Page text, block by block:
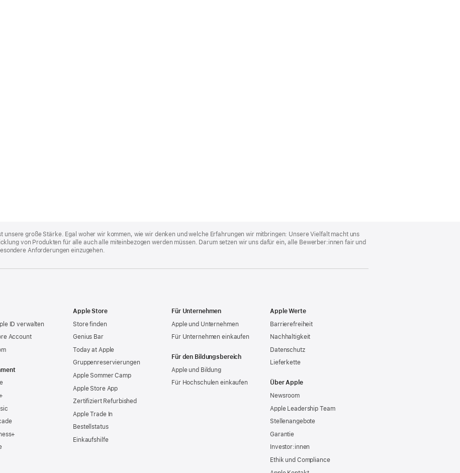
unsere große Stärke. Egal woher wir kommen, wie wir denken und welche Erfahrungen wir mitbringen: Unsere Vielfalt macht uns
von Produkten für alle auch alle miteinbezogen werden müssen. Darum setzen wir uns dafür ein, alle Bewerber:innen fair und
Anforderungen einzugehen.
ID verwalten
Account
Apple Store
Store finden
Genius Bar
Today at Apple
Gruppen­reservierungen
Apple Sommer Camp
Apple Store App
Zertifiziert Refurbished
Apple Trade In
Bestellstatus
Einkaufshilfe
Für Unternehmen
Apple und Unternehmen
Für Unternehmen einkaufen
Für den Bildungsbereich
Apple und Bildung
Für Hochschulen einkaufen
Apple Werte
Barrierefreiheit
Nachhaltigkeit
Datenschutz
Lieferkette
Über Apple
Newsroom
Apple Leadership Team
Stellenangebote
Garantie
Investor:innen
Ethik und Compliance